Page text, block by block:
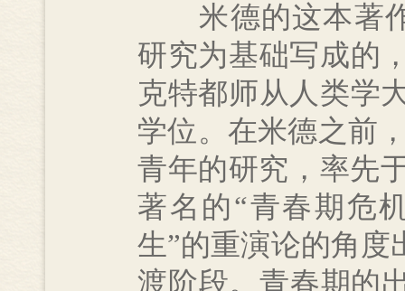
米德的这本著作
研究为基础写成的
克特都师从人类学
学位。在米德之前
青年的研究，率先
著名的“青春期危
生”的重演论的角度
渡阶段。青春期的